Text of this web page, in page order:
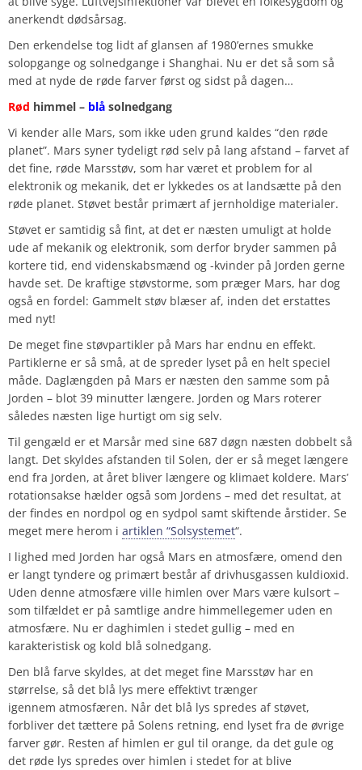
anerkendt dødsårsag.
Den erkendelse tog lidt af glansen af 1980’ernes smukke
solopgange og solnedgange i Shanghai. Nu er det så som så
med at nyde de røde farver først og sidst på dagen…
Rød himmel – blå solnedgang
Vi kender alle Mars, som ikke uden grund kaldes “den røde
planet”. Mars syner tydeligt rød selv på lang afstand – farvet af
det fine, røde Marsstøv, som har været et problem for al
elektronik og mekanik, det er lykkedes os at landsætte på den
røde planet. Støvet består primært af jernholdige materialer.
Støvet er samtidig så fint, at det er næsten umuligt at holde
ude af mekanik og elektronik, som derfor bryder sammen på
kortere tid, end videnskabsmænd og -kvinder på Jorden gerne
havde set. De kraftige støvstorme, som præger Mars, har dog
også en fordel: Gammelt støv blæser af, inden det erstattes
med nyt!
De meget fine støvpartikler på Mars har endnu en effekt.
Partiklerne er så små, at de spreder lyset på en helt speciel
måde. Daglængden på Mars er næsten den samme som på
Jorden – blot 39 minutter længere. Jorden og Mars roterer
således næsten lige hurtigt om sig selv.
Til gengæld er et Marsår med sine 687 døgn næsten dobbelt så
langt. Det skyldes afstanden til Solen, der er så meget længere
end fra Jorden, at året bliver længere og klimaet koldere. Mars’
rotationsakse hælder også som Jordens – med det resultat, at
der findes en nordpol og en sydpol samt skiftende årstider. Se
meget mere herom i artiklen “Solsystemet“.
I lighed med Jorden har også Mars en atmosfære, omend den
er langt tyndere og primært består af drivhusgassen kuldioxid.
Uden denne atmosfære ville himlen over Mars være kulsort –
som tilfældet er på samtlige andre himmellegemer uden en
atmosfære. Nu er daghimlen i stedet gullig – med en
karakteristisk og kold blå solnedgang.
Den blå farve skyldes, at det meget fine Marsstøv har en
størrelse, så det blå lys mere effektivt trænger
igennem atmosfæren. Når det blå lys spredes af støvet,
forbliver det tættere på Solens retning, end lyset fra de øvrige
farver gør. Resten af himlen er gul til orange, da det gule og
det røde lys spredes over himlen i stedet for at blive